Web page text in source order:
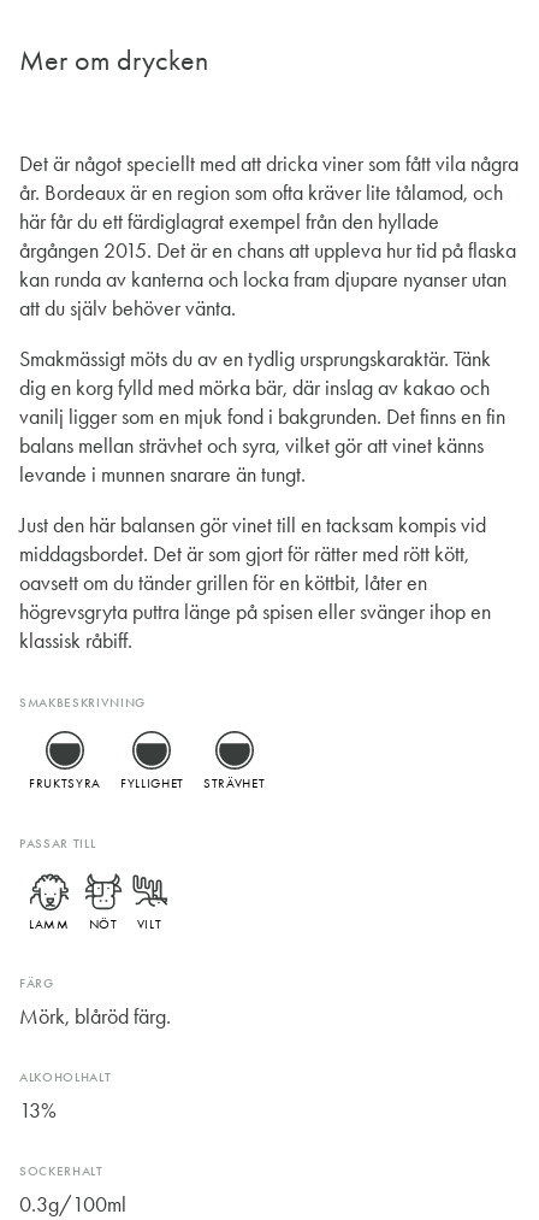
Mer om drycken
Det är något speciellt med att dricka viner som fått vila några
år. Bordeaux är en region som ofta kräver lite tålamod, och
här får du ett färdiglagrat exempel från den hyllade
årgången 2015. Det är en chans att uppleva hur tid på flaska
kan runda av kanterna och locka fram djupare nyanser utan
att du själv behöver vänta.
Smakmässigt möts du av en tydlig ursprungskaraktär. Tänk
dig en korg fylld med mörka bär, där inslag av kakao och
vanilj ligger som en mjuk fond i bakgrunden. Det finns en fin
balans mellan strävhet och syra, vilket gör att vinet känns
levande i munnen snarare än tungt.
Just den här balansen gör vinet till en tacksam kompis vid
middagsbordet. Det är som gjort för rätter med rött kött,
oavsett om du tänder grillen för en köttbit, låter en
högrevsgryta puttra länge på spisen eller svänger ihop en
klassisk råbiff.
SMAKBESKRIVNING
FRUKTSYRA FYLLIGHET STRÄVHET
PASSAR TILL
LAMM NÖT VILT
FÄRG
Mörk, blåröd färg.
ALKOHOLHALT
13%
SOCKERHALT
0.3g/100ml